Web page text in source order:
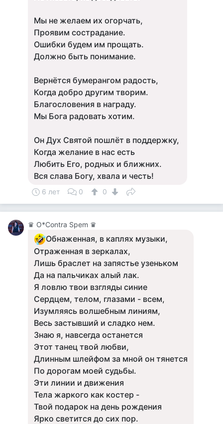
Мы не желаем их огорчать,
Проявим сострадание.
Ошибки будем им прощать.
Должно быть понимание.
Вернётся бумерангом радость,
Когда добро другим творим.
Благословения в награду.
Мы Бога радовать хотим.
Он Дух Святой пошлёт в поддержку,
Когда желание в нас есть
Любить Его, родных и ближних.
Вся слава Богу, хвала и честь!
6 лет 0 0
♛ О*Contra Spem ♛
Обнаженная, в каплях музыки,
Отраженная в зеркалах,
Лишь браслет на запястье узеньком
Да на пальчиках алый лак.
Я ловлю твои взгляды синие
Сердцем, телом, глазами - всем,
Изумляясь волшебным линиям,
Весь застывший и сладко нем.
Знаю я, навсегда останется
Этот танец твой любви,
Длинным шлейфом за мной он тянется
По дорогам моей судьбы.
Эти линии и движения
Тела жаркого как костер -
Твой подарок на день рождения
Ярко светится до сих пор.